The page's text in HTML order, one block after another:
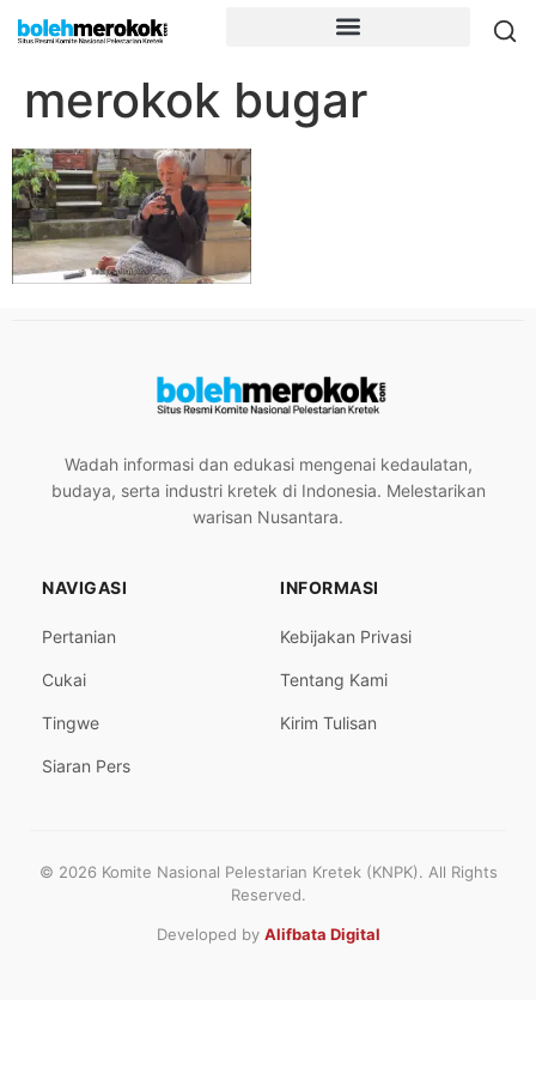
merokok bugar
Wadah informasi dan edukasi mengenai kedaulatan,
budaya, serta industri kretek di Indonesia. Melestarikan
warisan Nusantara.
NAVIGASI
Pertanian
Cukai
Tingwe
Siaran Pers
INFORMASI
Kebijakan Privasi
Tentang Kami
Kirim Tulisan
© 2026 Komite Nasional Pelestarian Kretek (KNPK). All Rights
Reserved.
Developed by Alifbata Digital